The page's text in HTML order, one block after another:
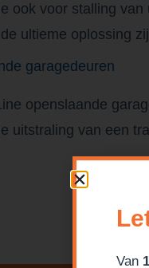
ook voor stalling
ultieme oplossing
garagedeuren
openslaande
uitstraling van een
Van